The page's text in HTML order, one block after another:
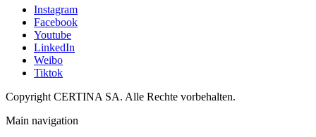
Instagram
Facebook
Youtube
LinkedIn
Weibo
Tiktok
Copyright CERTINA SA. Alle Rechte vorbehalten.
Main navigation